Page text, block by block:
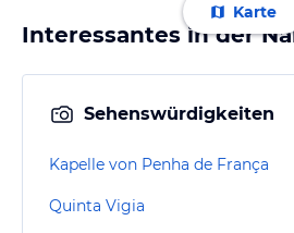
Karte
Interessantes in der
Sehenswürdigkeiten
Kapelle von Penha de França
Quinta Vigia